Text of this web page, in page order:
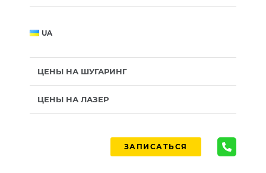
UA
ЦЕНЫ НА ШУГАРИНГ
ЦЕНЫ НА ЛАЗЕР
ЗАПИСАТЬСЯ